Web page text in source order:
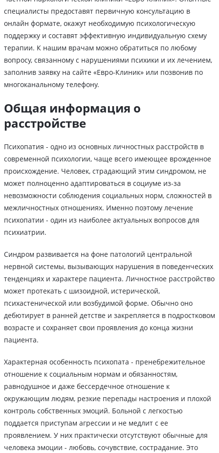
специалисты предоставят первичную консультацию в
онлайн формате, окажут необходимую психологическую
поддержку и составят эффективную индивидуальную схему
терапии. К нашим врачам можно обратиться по любому
вопросу, связанному с нарушениями психики и их лечением,
заполнив заявку на сайте «Евро-Клиник» или позвонив по
многоканальному телефону.
Общая информация о
расстройстве
Психопатия - одно из основных личностных расстройств в
современной психологии, чаще всего имеющее врожденное
происхождение. Человек, страдающий этим синдромом, не
может полноценно адаптироваться в социуме из-за
невозможности соблюдения социальных норм, сложностей в
межличностных отношениях. Именно поэтому лечение
психопатии - один из наиболее актуальных вопросов для
психиатрии.
Синдром развивается на фоне патологий центральной
нервной системы, вызывающих нарушения в поведенческих
тенденциях и характере пациента. Личностное расстройство
может протекать с шизоидной, истерической,
психастенической или возбудимой форме. Обычно оно
дебютирует в ранней детстве и закрепляется в подростковом
возрасте и сохраняет свои проявления до конца жизни
пациента.
Характерная особенность психопата - пренебрежительное
отношение к социальным нормам и обязанностям,
равнодушное и даже бессердечное отношение к
окружающим людям, резкие перепады настроения и плохой
контроль собственных эмоций. Больной с легкостью
поддается приступам агрессии и не медлит с ее
проявлением. У них практически отсутствуют обычные для
человека эмоции - любовь, сочувствие, сострадание. Это